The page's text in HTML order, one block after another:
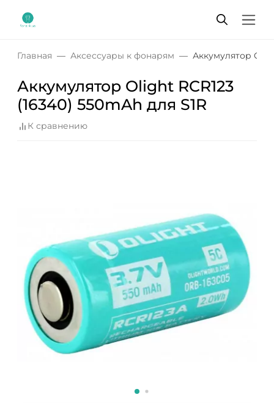
Главная Аксессуары к фонарям Аккумулятор
Аккумулятор Olight RCR123
(16340) 550mAh для S1R
К сравнению